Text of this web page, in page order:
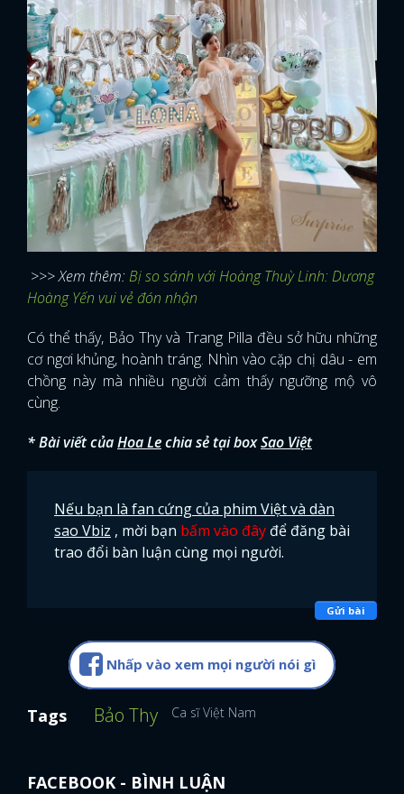
>>> Xem thêm:Bị so sánh với Hoàng Thuỳ Linh: Dương
Hoàng Yến vui vẻ đón nhận
Có thể thấy, Bảo Thy và Trang Pilla đều sở hữu những
cơ ngơi khủng, hoành tráng. Nhìn vào cặp chị dâu - em
chồng này mà nhiều người cảm thấy ngưỡng mộ vô
cùng.
* Bài viết củaHoa Lechia sẻ tại boxSao Việt
Nếu bạn là fan cứng của phim Việt và dàn
sao Vbiz , mời bạn bấm vào đây để đăng bài
trao đổi bàn luận cùng mọi người.
Gửi bài
Nhấp vào xem mọi người nói gì
Tags Bảo Thy Ca sĩ Việt Nam
FACEBOOK - BÌNH LUẬN